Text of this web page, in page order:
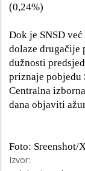
(0,24%)
Dok je SNSD
dolaze drugačije
dužnosti
priznaje pobjedu
Centralna
dana objaviti
Foto: Sreenshot/
Izvor: